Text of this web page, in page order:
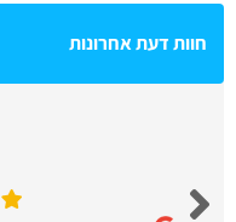
חוות דעת אחרונות